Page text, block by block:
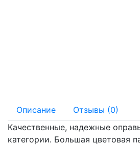
Описание
Отзывы (0)
Качественные, надежные
категории. Большая цветовая